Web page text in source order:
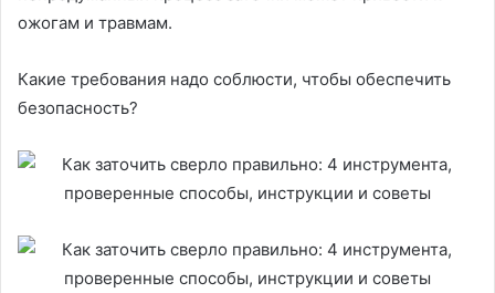
ожогам и травмам.
Какие требования надо соблюсти, чтобы обеспечить
безопасность?